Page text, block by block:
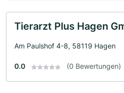
Tierarzt Plus Hagen
Am Paulshof 4-8, 58119 Hagen
0.0 (0 Bewertungen)